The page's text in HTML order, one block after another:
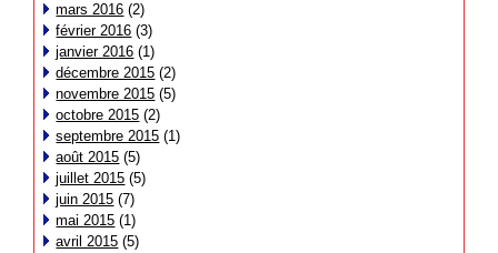
mars 2016 (2)
février 2016 (3)
janvier 2016 (1)
décembre 2015 (2)
novembre 2015 (5)
octobre 2015 (2)
septembre 2015 (1)
août 2015 (5)
juillet 2015 (5)
juin 2015 (7)
mai 2015 (1)
avril 2015 (5)